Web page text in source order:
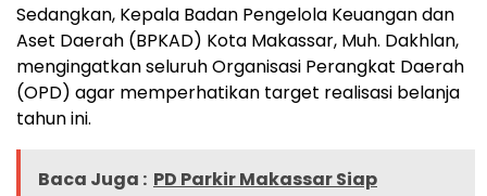
Sedangkan, Kepala Badan Pengelola Keuangan dan
Aset Daerah (BPKAD) Kota Makassar, Muh. Dakhlan,
mengingatkan seluruh Organisasi Perangkat Daerah
(OPD) agar memperhatikan target realisasi belanja
tahun ini.
Baca Juga : PD Parkir Makassar Siap